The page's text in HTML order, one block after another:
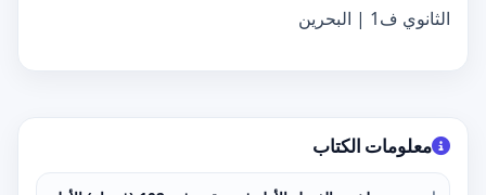
الثانوي ف1 | البحرين
معلومات الكتاب